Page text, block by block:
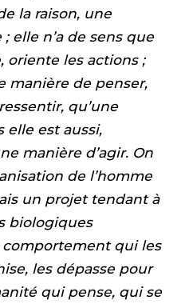
la raison, une
elle n’a de sens que
oriente les actions ;
manière de penser,
qu’une
elle est aussi,
manière d’agir. On
de l’homme
un projet tendant à
biologiques
qui les
les dépasse pour
qui pense, qui se